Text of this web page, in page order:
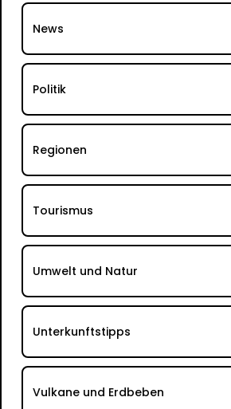
News
Politik
Regionen
Tourismus
Umwelt und Natur
Unterkunftstipps
Vulkane und Erdbeben